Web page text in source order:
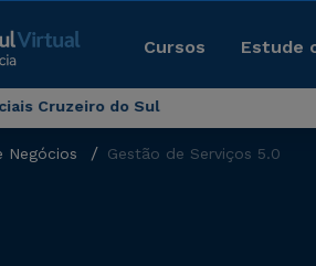
Cursos Estude
Cruzeiro do Sul
Negócios Gestão de Serviços 5.0